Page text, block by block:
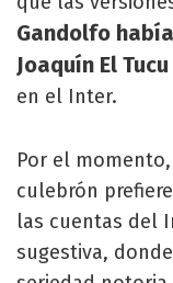
Gandolfo
Joaquín El
en el Inter.
Por el
culebrón
las cuentas del
sugestiva,